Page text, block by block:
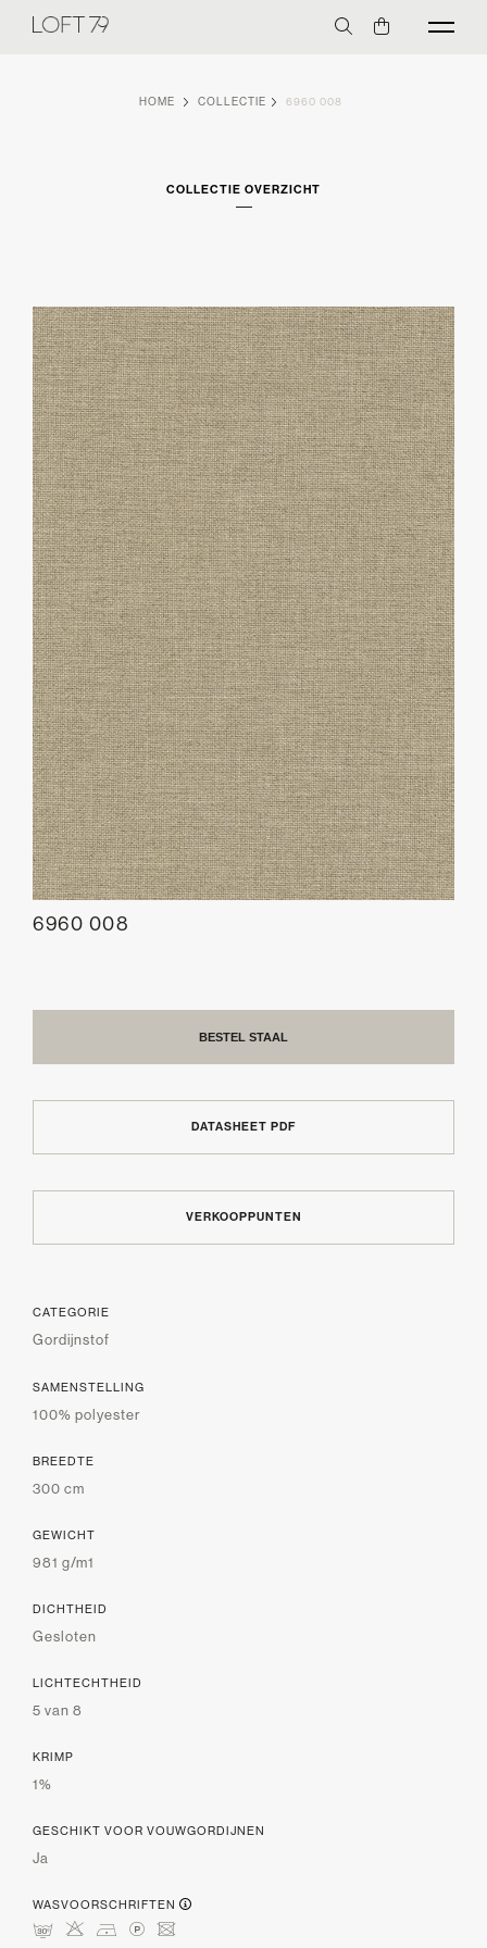
HOME COLLECTIE 6960 008
COLLECTIE OVERZICHT
6960 008
BESTEL STAAL
DATASHEET PDF
VERKOOPPUNTEN
CATEGORIE
Gordijnstof
SAMENSTELLING
100% polyester
BREEDTE
300 cm
GEWICHT
981 g/m1
DICHTHEID
Gesloten
LICHTECHTHEID
5 van 8
KRIMP
1%
GESCHIKT VOOR VOUWGORDIJNEN
Ja
WASVOORSCHRIFTEN
mHDLU